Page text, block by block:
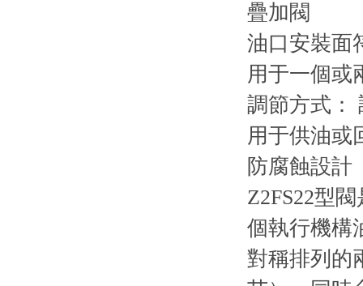
疊加閥
油口安裝面
用于一個或
調節方式：
用于供油或
防腐蝕設計
Z2FS22型
個執行機構
對稱排列的